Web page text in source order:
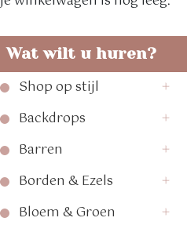
Wat wilt u huren?
Shop op stijl
Backdrops
Barren
Borden & Ezels
Bloem & Groen